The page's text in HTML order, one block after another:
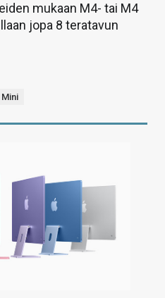
mukaan M4- tai M4
jopa 8 teratavun